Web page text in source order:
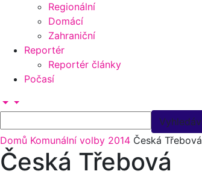
Regionální
Domácí
Zahraniční
Reportér
Reportér články
Počasí
Domů Komunální volby 2014 Česká Třebová
Česká Třebová